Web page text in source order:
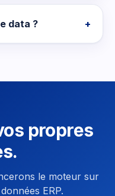
data ? +
propres
le moteur sur
ERP.